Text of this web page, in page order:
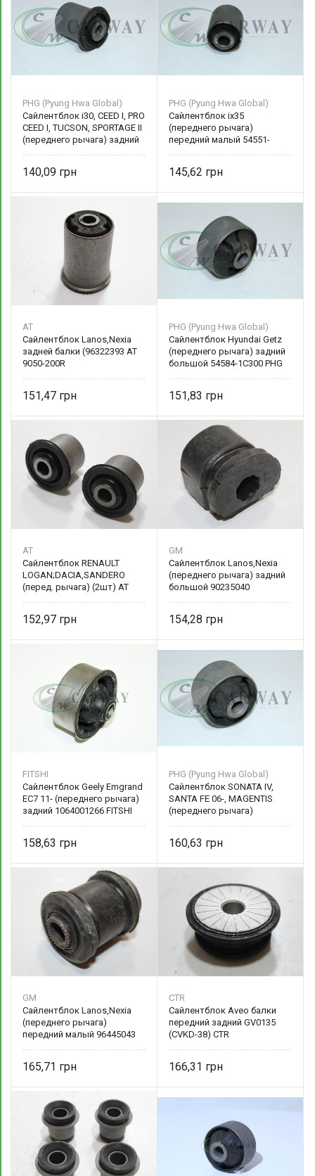
PHG (Pyung Hwa Global)
Сайлентблок i30, CEED I, PRO
CEED I, TUCSON, SPORTAGE II
(переднего рычага) задний
Hwa Global)
140,09
PHG (Pyung Hwa Global)
Сайлентблок ix35
(переднего рычага)
передний малый 54551-
145,62
AT
Сайлентблок Lanos,Nexia
задней балки (96322393 AT
9050-200R
151,47
PHG (Pyung Hwa Global)
Сайлентблок Hyundai Getz
(переднего рычага) задний
большой 54584-1C300 PHG
151,83
AT
Сайлентблок RENAULT
LOGAN;DACIA,SANDERO
(перед. рычага) (2шт) AT
152,97
GM
Сайлентблок Lanos,Nexia
(переднего рычага) задний
большой 90235040
154,28
FITSHI
Сайлентблок Geely Emgrand
EC7 11- (переднего рычага)
задний 1064001266 FITSHI
158,63
PHG (Pyung Hwa Global)
Сайлентблок SONATA IV,
SANTA FE 06-, MAGENTIS
(переднего рычага)
Global)
160,63
GM
Сайлентблок Lanos,Nexia
(переднего рычага)
передний малый 96445043
165,71
CTR
Сайлентблок Aveo балки
передний задний GV0135
(CVKD-38) CTR
166,31